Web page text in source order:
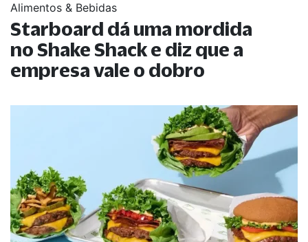
Alimentos & Bebidas
Starboard dá uma mordida
no Shake Shack e diz que a
empresa vale o dobro